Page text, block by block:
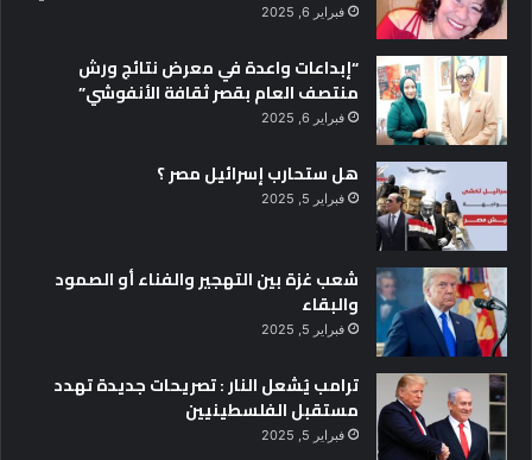
فبراير 6, 2025
“إبداعات واعدة في معرض نتائج ورش
منتصف العام بقصر ثقافة الأنفوشي”
فبراير 6, 2025
هل ستحارب إسرائيل مصر ؟
فبراير 5, 2025
شعب غزة بين التهجير والفناء أو الصمود
والبقاء
فبراير 5, 2025
ترامب يُشعل النار : تصريحات جديدة تهدد
مستقبل الفلسطينيين
فبراير 5, 2025